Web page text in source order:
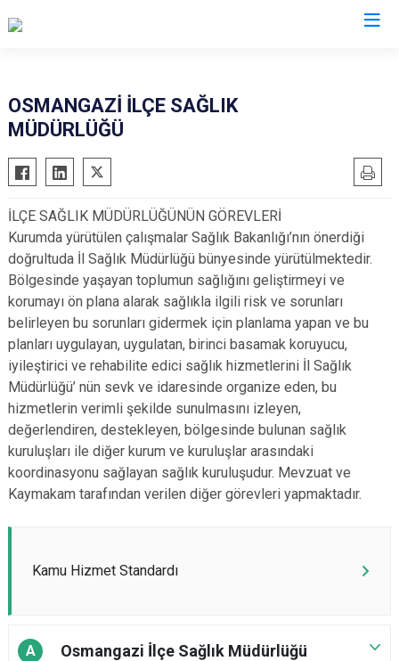
Büyükorhan
Gemlik
Harmancık
İnegöl
İznik
Karacabey
Keles
Kestel
Orhaneli
Orhangazi
Osmangazi
Yenişehir
Yıldırım
OSMANGAZİ İLÇE SAĞLIK
MÜDÜRLÜĞÜ
İLÇE SAĞLIK MÜDÜRLÜĞÜNÜN GÖREVLERİ
Kurumda yürütülen çalışmalar Sağlık Bakanlığı’nın önerdiği
doğrultuda İl Sağlık Müdürlüğü bünyesinde yürütülmektedir.
Bölgesinde yaşayan toplumun sağlığını geliştirmeyi ve
korumayı ön plana alarak sağlıkla ilgili risk ve sorunları
belirleyen bu sorunları gidermek için planlama yapan ve bu
planları uygulayan, uygulatan, birinci basamak koruyucu,
iyileştirici ve rehabilite edici sağlık hizmetlerini İl Sağlık
Müdürlüğü’ nün sevk ve idaresinde organize eden, bu
hizmetlerin verimli şekilde sunulmasını izleyen,
değerlendiren, destekleyen, bölgesinde bulunan sağlık
kuruluşları ile diğer kurum ve kuruluşlar arasındaki
koordinasyonu sağlayan sağlık kuruluşudur. Mevzuat ve
Kaymakam tarafından verilen diğer görevleri yapmaktadır.
Kamu Hizmet Standardı
A Osmangazi İlçe Sağlık Müdürlüğü